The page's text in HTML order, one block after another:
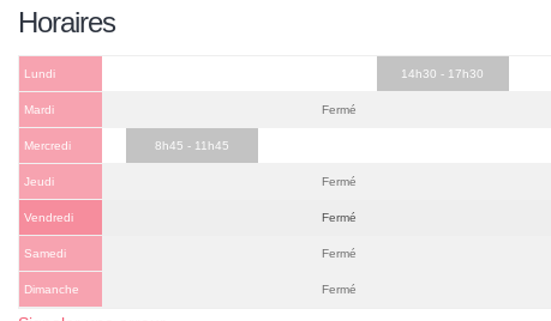
Horaires
Lundi 14h30 - 17h30
Mardi Fermé
Mercredi 8h45 - 11h45
Jeudi Fermé
Vendredi Fermé
Samedi Fermé
Dimanche Fermé